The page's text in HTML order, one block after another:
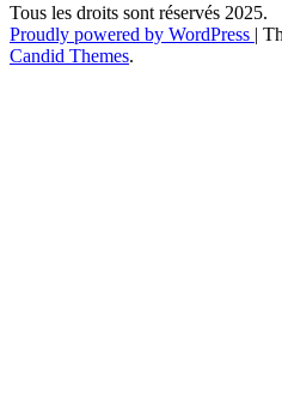
Tous les droits sont réservés 2025.
Proudly powered by WordPress |
Candid Themes.